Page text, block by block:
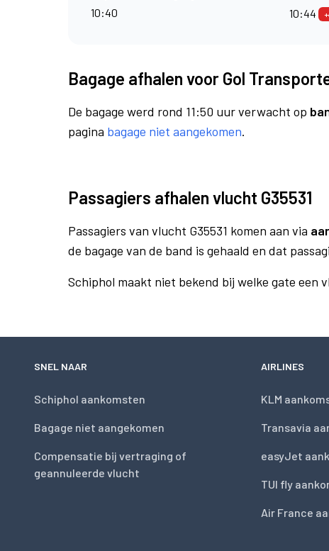
10:40
10:44
Bagage afhalen voor Gol
De bagage werd rond 11:50 uur verwacht op
pagina bagage niet aangekomen.
Passagiers afhalen vlucht G35531
Passagiers van vlucht G35531 komen aan via
de bagage van de band is gehaald en dat
Schiphol maakt niet bekend bij welke gate een
SNEL NAAR
Schiphol aankomsten
Bagage niet aangekomen
Compensatie bij vertraging of
geannuleerde vlucht
AIRLINES
KLM
Transavia
easyJet
TUI fly
Air France